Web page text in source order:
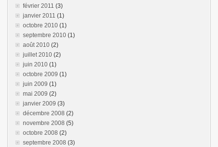
février 2011 (3)
janvier 2011 (1)
octobre 2010 (1)
septembre 2010 (1)
août 2010 (2)
juillet 2010 (2)
juin 2010 (1)
octobre 2009 (1)
juin 2009 (1)
mai 2009 (2)
janvier 2009 (3)
décembre 2008 (2)
novembre 2008 (5)
octobre 2008 (2)
septembre 2008 (3)